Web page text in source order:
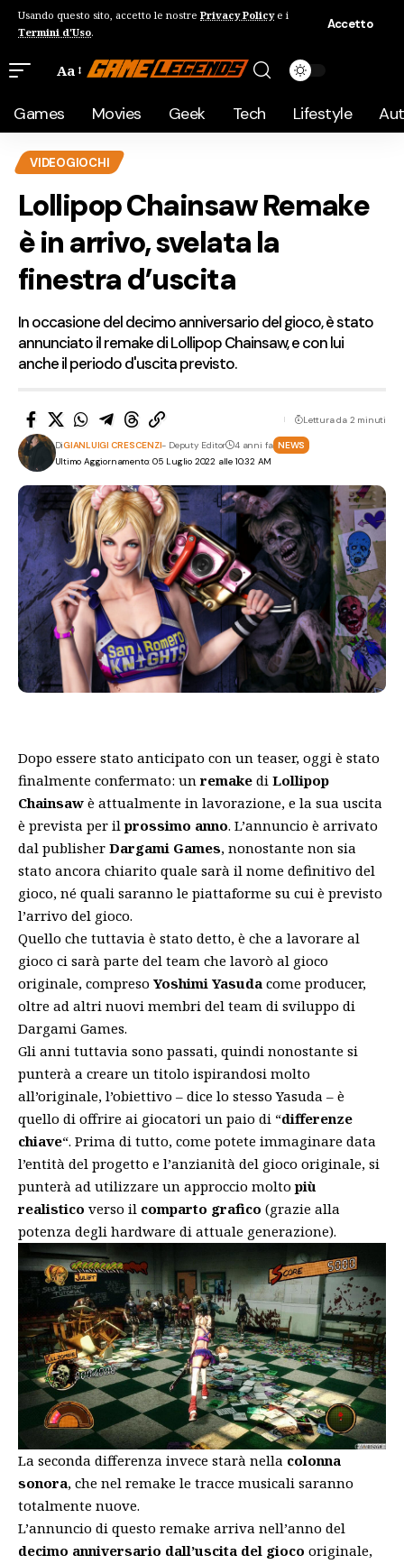
Usando questo sito, accetto le nostre Privacy Policye i
Termini d'Uso.
Accetto
Aa
Games Movies Geek Tech Lifestyle
VIDEOGIOCHI
Lollipop Chainsaw Remake
è in arrivo, svelata la
finestra d’uscita
In occasione del decimo anniversario del gioco, è stato
annunciato il remake di Lollipop Chainsaw, e con lui
anche il periodo d'uscita previsto.
Ultimo Aggiornamento: 05 Luglio 2022 alle 10:32 AM
DiGIANLUIGI CRESCENZI- Deputy Editor 4 anni fa NEWS
Lettura da 2 minuti
Dopo essere stato anticipato con un teaser, oggi è stato
finalmente confermato: unremake di Lollipop
Chainsaw è attualmente in lavorazione, e la sua uscita
è prevista per ilprossimo anno. L’annuncio è arrivato
dal publisher Dargami Games, nonostante non sia
stato ancora chiarito quale sarà il nome definitivo del
gioco, né quali saranno le piattaforme su cui è previsto
l’arrivo del gioco.
Quello che tuttavia è stato detto, è che a lavorare al
gioco ci sarà parte del team che lavorò al gioco
originale, compreso Yoshimi Yasuda come producer,
oltre ad altri nuovi membri del team di sviluppo di
Dargami Games.
Gli anni tuttavia sono passati, quindi nonostante si
punterà a creare un titolo ispirandosi molto
all’originale, l’obiettivo – dice lo stesso Yasuda – è
quello di offrire ai giocatori un paio di “differenze
chiave“. Prima di tutto, come potete immaginare data
l’entità del progetto e l’anzianità del gioco originale, si
punterà ad utilizzare un approccio moltopiù
realistico verso il comparto grafico (grazie alla
potenza degli hardware di attuale generazione).
La seconda differenza invece starà nella colonna
sonora, che nel remake le tracce musicali saranno
totalmente nuove.
L’annuncio di questo remake arriva nell’anno del
decimo anniversario dall’uscita del gioco originale,